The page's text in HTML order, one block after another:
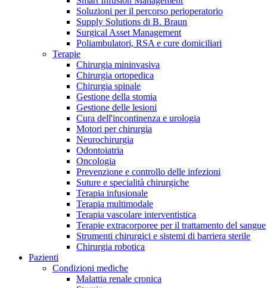
Campione stomia o cateteri
Richiedi gratuitamente un campione al nostro Customer Care,
Trova la tua opportunità di lavoro!
Scopri le opportunità di carriera del Gruppo B. Braun. Visita
Soluzioni per il percorso perioperatorio
Supply Solutions di B. Braun
Surgical Asset Management
Poliambulatori, RSA e cure domiciliari
Terapie
Chirurgia mininvasiva
Chirurgia ortopedica
Chirurgia spinale
Gestione della stomia
Gestione delle lesioni
Cura dell'incontinenza e urologia
Motori per chirurgia
Neurochirurgia
Odontoiatria
Oncologia
Prevenzione e controllo delle infezioni
Suture e specialità chirurgiche
Terapia infusionale
Terapia multimodale
Terapia vascolare interventistica
Terapie extracorporee per il trattamento del sangue
Strumenti chirurgici e sistemi di barriera sterile
Chirurgia robotica
Pazienti
Condizioni mediche
Malattia renale cronica